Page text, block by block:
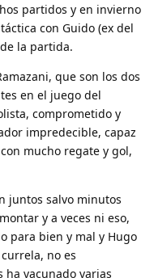
partidos y en invierno
con Guido (ex del
la partida.
que son los dos
en el juego del
comprometido y
impredecible, capaz
mucho regate y gol,
juntos salvo minutos
y a veces ni eso,
para bien y mal y Hugo
no es
ha vacunado varias